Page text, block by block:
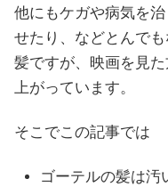
他にもケガや病気を
せたり、などとんで
髪ですが、映画を見た
上がっています。
そこでこの記事では
ゴーテルの髪は汚